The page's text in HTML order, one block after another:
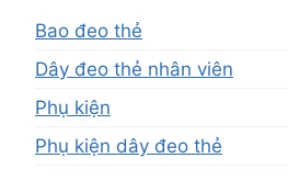
Bao đeo thẻ
Dây đeo thẻ nhân viên
Phụ kiện
Phụ kiện dây đeo thẻ